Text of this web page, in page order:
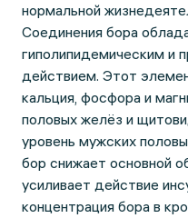
нормальной
Соединения бора
гиполипидемическим и
действием. Этот
кальция, фосфора и
половых желёз и
уровень мужских
бор снижает основной
усиливает действие
концентрация бора в